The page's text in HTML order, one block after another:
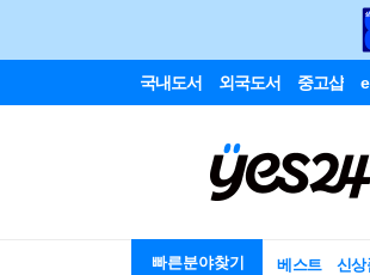
국내도서 외국도서 중고샵
빠른분야찾기 베스트 신상